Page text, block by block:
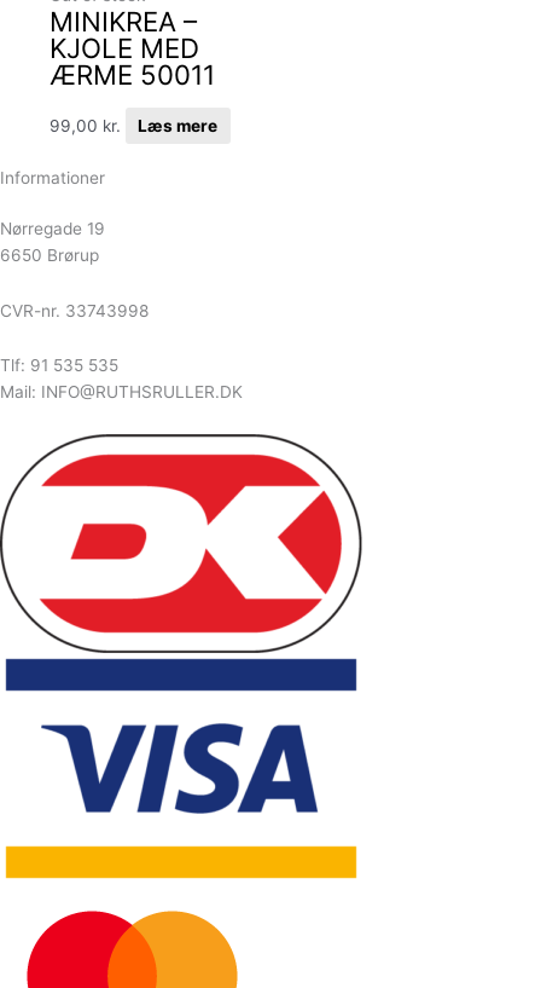
MINIKREA –
KJOLE MED
ÆRME 50011
99,00 kr. Læs mere
Informationer
Nørregade 19
6650 Brørup
CVR-nr. 33743998
Tlf: 91 535 535
Mail: INFO@RUTHSRULLER.DK